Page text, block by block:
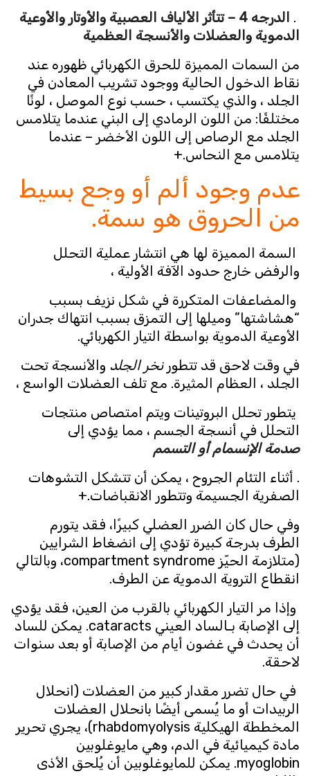
الدرجه 4 – تتأثر الألياف العصبية والأوتار والأوعية
الدموية والعضلات والأنسجة العظمية
من السمات المميزة للحرق الكهربائي ظهوره عند
نقاط الدخول الحالية ووجود تشريب المعادن في
الجلد ، والذي يكتسب ، حسب نوع الموصل ، لونًا
مختلفًا: من اللون الرمادي إلى البني عندما يتلامس
الجلد مع الرصاص إلى اللون الأخضر – عندما
يتلامس مع النحاس.+
عدم وجود ألم أو وجع بسيط
من الحروق هو سمة.
السمة المميزة لها هي انتشار عملية التحلل
والرفض خارج حدود الآفة الأولية ،
والمضاعفات المتكررة في شكل نزيف بسبب
“هشاشتها” وميلها إلى التمزق بسبب انتهاك جدران
الأوعية الدموية بواسطة التيار الكهربائي.
في وقت لاحق قد تتطورنخر الجلدوالأنسجة تحت
الجلد ، العظام المثيرة. مع تلف العضلات الواسع ،
يتطور تحلل البروتينات ويتم امتصاص منتجات
التحلل في أنسجة الجسم ، مما يؤدي إلى
صدمة الإنسمام أو التسمم
. أثناء التئام الجروح ، يمكن أن تتشكل التشوهات
الصفرية الجسيمة وتتطور الانقباضات.+
وفي حال كان الضرر العضلي كبيرًا، فقد يتورم
الطرف بدرجة كبيرة تؤدي إلى انضغاط الشرايين
(متلازمة الحيّز compartment syndrome، وبالتالي
انقطاع التروية الدموية عن الطرف.
وإذا مر التيار الكهربائي بالقرب من العين، فقد يؤدي
إلى الإصابة بـالساد العيني cataracts. يمكن للساد
أن يحدث في غضون أيام من الإصابة أو بعد سنوات
لاحقة.
في حال تضرر مقدار كبير من العضلات (انحلال
الربيدات أو ما يُسمى أيضًا بانحلال العضلات
المخططة الهيكلية rhabdomyolysis)، يجري تحرير
مادة كيميائية في الدم، وهي مايوغلوبين
myoglobin. يمكن للمايوغلوبين أن يُلحق الأذى